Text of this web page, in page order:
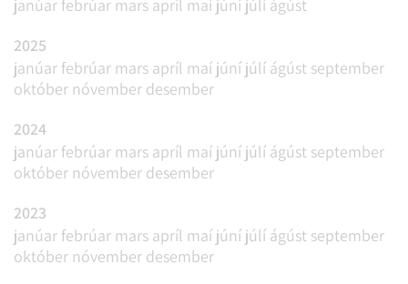
janúar febrúar mars apríl maí júní júlí ágúst
2025
janúar febrúar mars apríl maí júní júlí ágúst september
október nóvember desember
2024
janúar febrúar mars apríl maí júní júlí ágúst september
október nóvember desember
2023
janúar febrúar mars apríl maí júní júlí ágúst september
október nóvember desember